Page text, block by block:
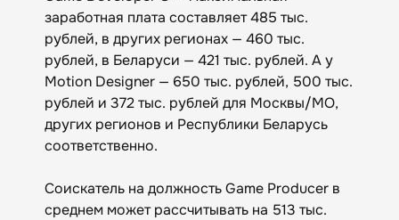
заработная плата составляет 485 тыс.
рублей, в других регионах — 460 тыс.
рублей, в Беларуси — 421 тыс. рублей. А у
Motion Designer — 650 тыс. рублей, 500 тыс.
рублей и 372 тыс. рублей для Москвы/МО,
других регионов и Республики Беларусь
соответственно.
Соискатель на должность Game Producer в
среднем может рассчитывать на 513 тыс.